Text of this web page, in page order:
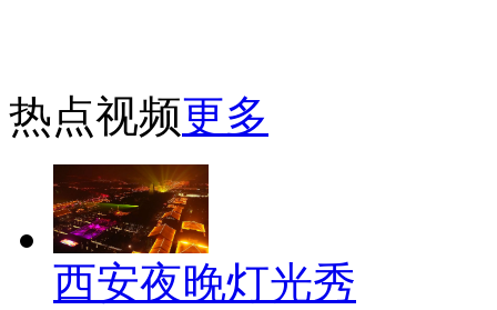
热点视频更多
西安夜晚灯光秀